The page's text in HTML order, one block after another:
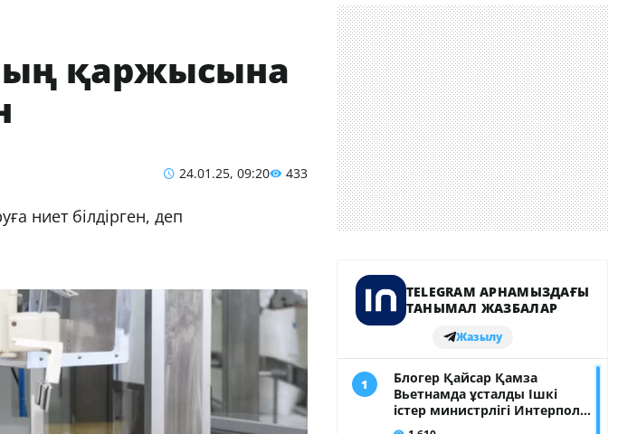
қаржысына
24.01.25, 09:20 433
ниет білдірген, деп